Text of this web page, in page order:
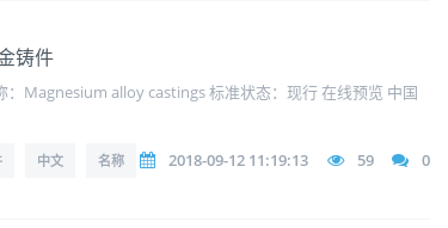
铸件
Magnesium alloy castings 标准状态：现行 在线预览 中国
中文 名称 2018-09-12 11:19:13 59 0